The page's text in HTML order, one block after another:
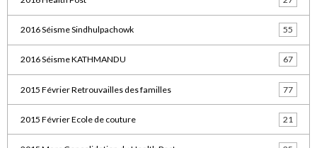
2016 Séisme Sindhulpachowk 55
2016 Séisme KATHMANDU 67
2015 Février Retrouvailles des familles 77
2015 Février Ecole de couture 21